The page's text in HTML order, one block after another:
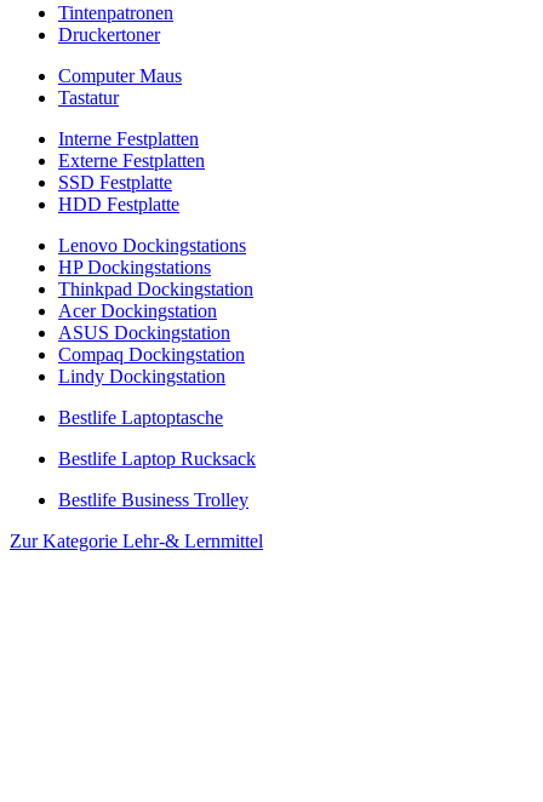
Tintenpatronen
Druckertoner
Computer Maus
Tastatur
Interne Festplatten
Externe Festplatten
SSD Festplatte
HDD Festplatte
Lenovo Dockingstations
HP Dockingstations
Thinkpad Dockingstation
Acer Dockingstation
ASUS Dockingstation
Compaq Dockingstation
Lindy Dockingstation
Bestlife Laptoptasche
Bestlife Laptop Rucksack
Bestlife Business Trolley
Zur Kategorie Lehr-& Lernmittel